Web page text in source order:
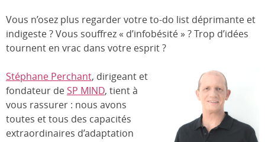
Vous n’osez plus regarder votre to-do list déprimante et
indigeste ? Vous souffrez « d’infobésité » ? Trop d’idées
tournent en vrac dans votre esprit ?
Stéphane Perchant, dirigeant et
fondateur de SP MIND, tient à
vous rassurer : nous avons
toutes et tous des capacités
extraordinaires d’adaptation